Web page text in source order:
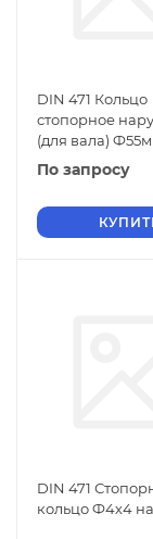
DIN 471 Кольцо
стопорное
(для вала)
По запросу
DIN 471
кольцо Ф4х4